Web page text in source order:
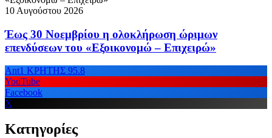
10 Αυγούστου 2026
Έως 30 Νοεμβρίου η ολοκλήρωση ώριμων
επενδύσεων του «Εξοικονομώ – Επιχειρώ»
Ant1 ΚΡΗΤΗΣ 95.8
YouTube
Facebook
X
Κατηγορίες